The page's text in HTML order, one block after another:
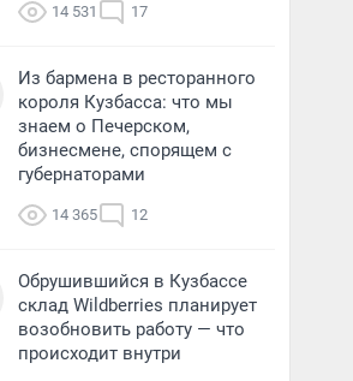
14 531 17
Из бармена в ресторанного
короля Кузбасса: что мы
знаем о Печерском,
бизнесмене, спорящем с
губернаторами
14 365 12
Обрушившийся в Кузбассе
склад Wildberries планирует
возобновить работу — что
происходит внутри